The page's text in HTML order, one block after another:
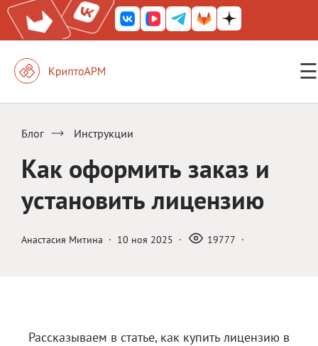
☰
Железный почтовый ящик
КриптоАРМ Mobile
КриптоАРМ ID
Блог
Блог Инструкции
Как оформить заказ и
установить лицензию
Анастасия Митина · 10 ноя 2025 · 19777 ·
Рассказываем в статье, как купить лицензию в